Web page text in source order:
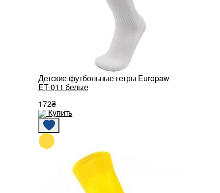
Детские футбольные гетры Europaw
ET-011 белые
172₴
Купить